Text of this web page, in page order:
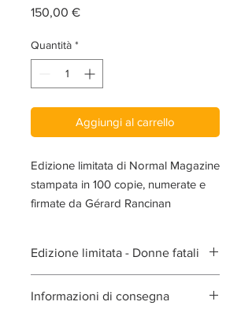
150,00 €Prezzo
Quantità *
Aggiungi al carrello
Edizione limitata di Normal Magazine
stampata in 100 copie, numerate e
firmate da Gérard Rancinan
Edizione limitata - Donne fatali
Nicolas Guerin, Stefan Rappo, Daniella
Informazioni di consegna